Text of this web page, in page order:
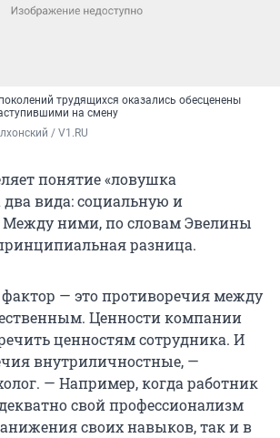
трудящихся оказались обесценены
на смену
/ V1.RU
понятие «ловушка
вида: социальную и
Между ними, по словам Эвелины
разница.
— это противоречия между
Ценности компании
ценностям сотрудника. И
внутриличностные, —
— Например, когда работник
свой профессионализм
своих навыков, так и в